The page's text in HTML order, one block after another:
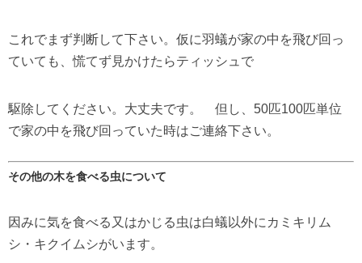
これでまず判断して下さい。仮に羽蟻が家の中を飛び回っ
ていても、慌てず見かけたらティッシュで
駆除してください。大丈夫です。 但し、50匹100匹単位
で家の中を飛び回っていた時はご連絡下さい。
その他の木を食べる虫について
因みに気を食べる又はかじる虫は白蟻以外にカミキリム
シ・キクイムシがいます。